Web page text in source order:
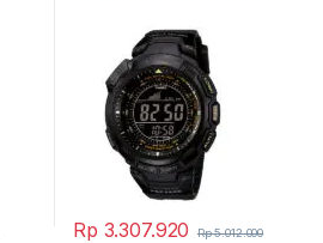
Rp 3.307.920 Rp5.012.000